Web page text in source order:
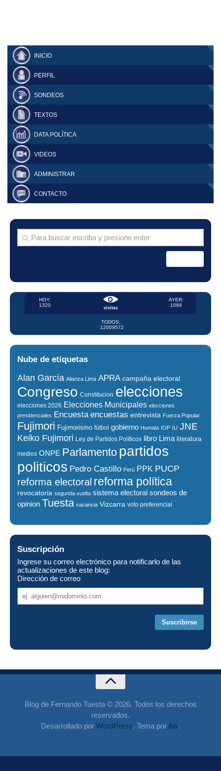
INICIO
PERFIL
SONDEOS
TEXTOS
DATA POLÍTICA
VIDEOS
ADMINISTRAR
CONTACTO
visitas
HOY:
1320
AYER:
1089
TODOS:
12009572
Nube de etiquetas
Alan García Alianza Lima APRA campaña electoral
Congreso Constitucion elecciones
elecciones 2026 Elecciones Municipales elecciones
presidenciales Encuesta encuestas entrevista Fuerza Popular
Fujimori Fujimorismo fútbol gobierno Humala IOP IU JNE
Keiko Fujimori Ley de Partidos Políticos libro Lima literatura
medios ONPE Parlamento partidos
politicos Pedro Castillo Perú PPK PUCP
reforma electoral reforma política
revocatoria segunda vuelta sistema electoral sondeos de
opinion Tuesta vacancia Vizcarra voto preferencial
Suscripción
Ingrese su correo electrónico para notificarlo de las
actualizaciones de este blog:
Dirección de correo
Dirección
de
Blog de Fernando Tuesta © 2026. Todos los derechos
reservados.
Desarrollado por WordPress. Tema porAlx.